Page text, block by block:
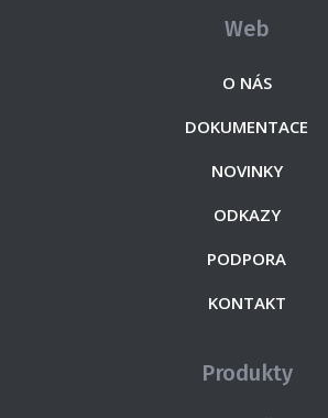
Web
O NÁS
DOKUMENTACE
NOVINKY
ODKAZY
PODPORA
KONTAKT
Produkty